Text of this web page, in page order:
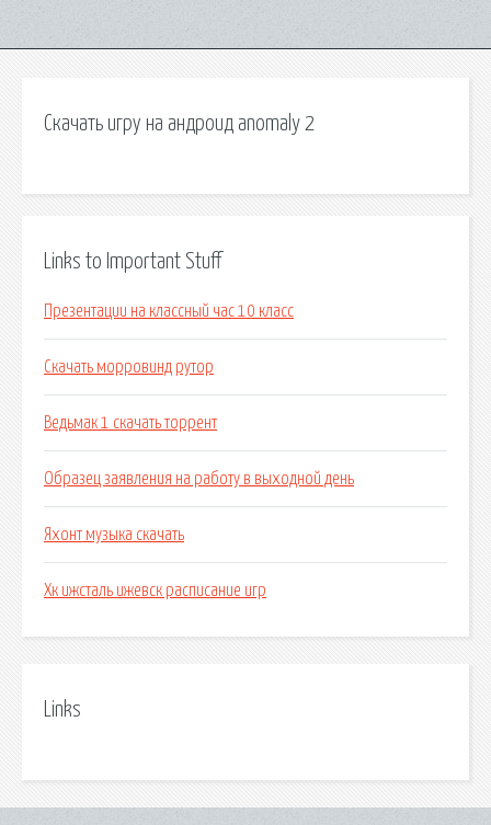
Скачать игру на андроид anomaly 2
Links to Important Stuff
Презентации на классный час 10 класс
Скачать морровинд рутор
Ведьмак 1 скачать торрент
Образец заявления на работу в выходной день
Яхонт музыка скачать
Хк ижсталь ижевск расписание игр
Links